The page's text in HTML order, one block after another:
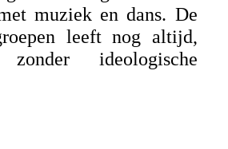
muziek en dans. De
leeft nog altijd,
ideologische